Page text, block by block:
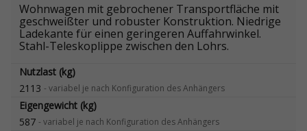
Wohnwagen mit gebrochener Transportfläche mit
geschweißter und robuster Konstruktion. Niedrige
Ladekante für einen geringeren Auffahrwinkel.
Stahl-Teleskoplippe zwischen den Lohrs.
Nutzlast (kg)
2113 - variabel je nach Konfiguration des Anhängers
Eigengewicht (kg)
587 - variabel je nach Konfiguration des Anhängers